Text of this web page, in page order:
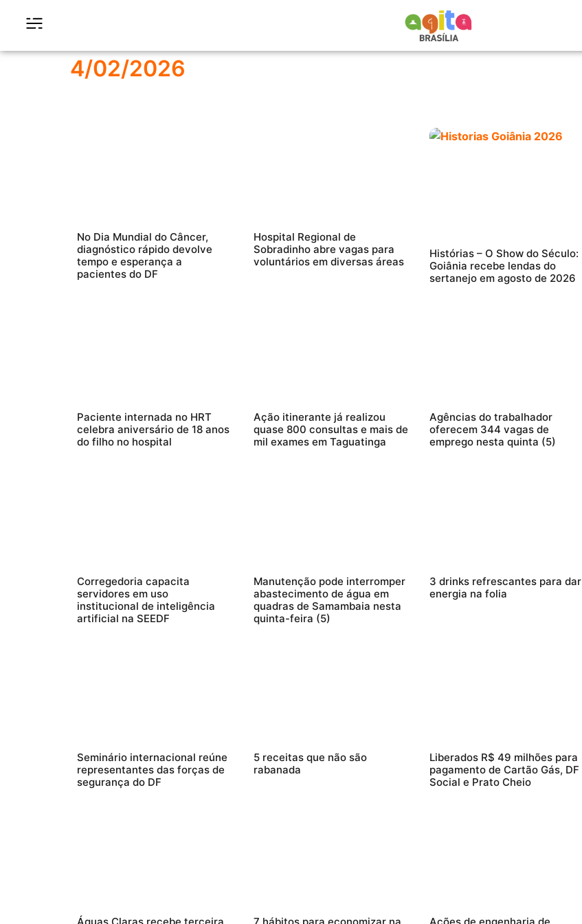
4/02/2026
No Dia Mundial do Câncer,
diagnóstico rápido devolve
tempo e esperança a
pacientes do DF
Hospital Regional de
Sobradinho abre vagas para
voluntários em diversas áreas
Histórias – O Show do Século:
Goiânia recebe lendas do
sertanejo em agosto de 2026
Paciente internada no HRT
celebra aniversário de 18 anos
do filho no hospital
Ação itinerante já realizou
quase 800 consultas e mais de
mil exames em Taguatinga
Agências do trabalhador
oferecem 344 vagas de
emprego nesta quinta (5)
Corregedoria capacita
servidores em uso
institucional de inteligência
artificial na SEEDF
Manutenção pode interromper
abastecimento de água em
quadras de Samambaia nesta
quinta-feira (5)
3 drinks refrescantes para dar
energia na folia
Seminário internacional reúne
representantes das forças de
segurança do DF
5 receitas que não são
rabanada
Liberados R$ 49 milhões para
pagamento de Cartão Gás, DF
Social e Prato Cheio